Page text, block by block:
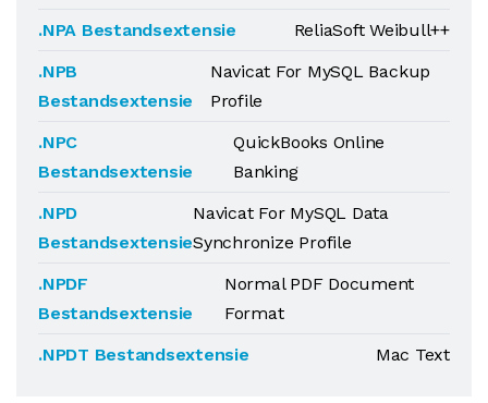
.NPA Bestandsextensie
ReliaSoft Weibull++
.NPB
Bestandsextensie
Navicat For MySQL Backup
Profile
.NPC
Bestandsextensie
QuickBooks Online
Banking
.NPD
Bestandsextensie
Navicat For MySQL Data
Synchronize Profile
.NPDF
Bestandsextensie
Normal PDF Document
Format
.NPDT Bestandsextensie
Mac Text